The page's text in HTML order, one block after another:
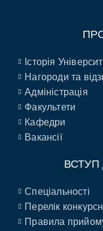
Історія
Нагороди та
Адміністрація
Факультети
Кафедри
Вакансії
ВСТУП
Спеціальності
Перелік
Правила